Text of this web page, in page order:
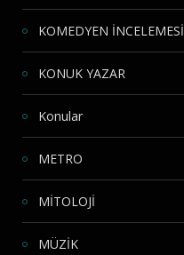
KOMEDYEN İNCELEMESİ
KONUK YAZAR
Konular
METRO
MİTOLOJİ
MÜZİK